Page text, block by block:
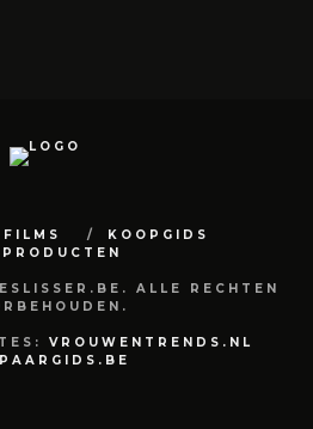
FILMS
KOOPGIDS
PRODUCTEN
ALLE RECHTEN
VROUWENTRENDS.NL